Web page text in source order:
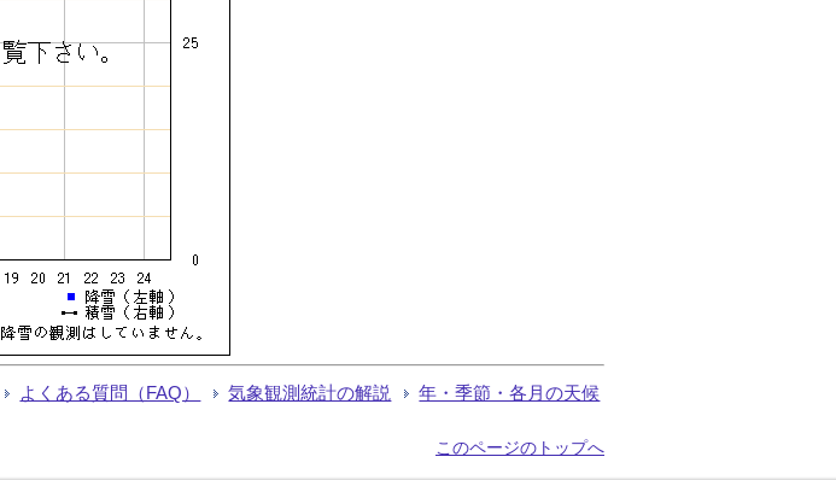
よくある質問（FAQ） 気象観測統計の解説 年・季節・各月の天候
このページのトップへ